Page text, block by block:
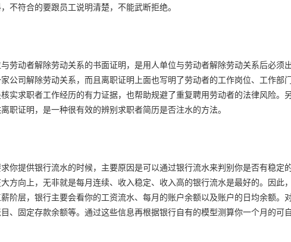
不符合的要跟员工说明清楚，不能武断拒绝。
劳动者解除劳动关系的书面证明，是用人单位与劳动者解除劳动关系后必须
公司解除劳动关系，而且离职证明上面也写明了劳动者的工作岗位、工作部
实求职者工作经历的有力证据，也帮助规避了重复聘用劳动者的法律风险。
职证明，是一种很有效的辨别求职者简历是否注水的方法。
你提供银行流水的时候，主要原因是可以通过银行流水来判别你是否有稳定
方向上，无非就是每月连续、收入稳定、收入高的银行流水是最好的。因此
阶层，银行主要会看你的工资流水、每月的账户余额以及账户的日均余额。
、固定存款余额等。通过这些信息再根据银行自有的模型测算你一个月的可